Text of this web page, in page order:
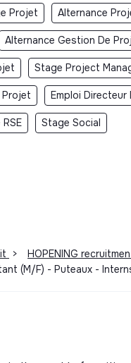
Projet Alternance
Alternance Gestion De
Stage Project
Projet Emploi Directeur
Stage Social
> HOPENING
(M/F) - Puteaux -